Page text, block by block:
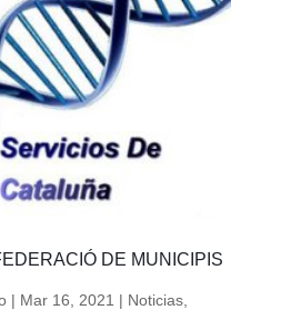
DE MUNICIPIS
| Mar 16, 2021 | Noticias,
(Email)
(IA)
PDF
Plantillas